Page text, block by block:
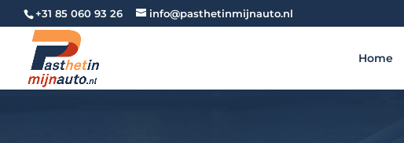
+31 85 060 93 26 info@pasthetinmijnauto.nl
Home